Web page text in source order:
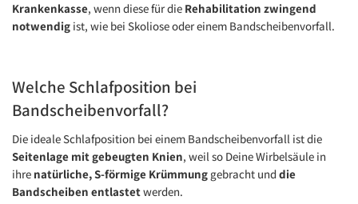
Krankenkasse, wenn diese für die Rehabilitation zwingend
notwendig ist, wie bei Skoliose oder einem Bandscheibenvorfall.
Welche Schlafposition bei
Bandscheibenvorfall?
Die ideale Schlafposition bei einem Bandscheibenvorfall ist die
Seitenlage mit gebeugten Knien, weil so Deine Wirbelsäule in
ihre natürliche, S-förmige Krümmung gebracht unddie
Bandscheiben entlastetwerden.